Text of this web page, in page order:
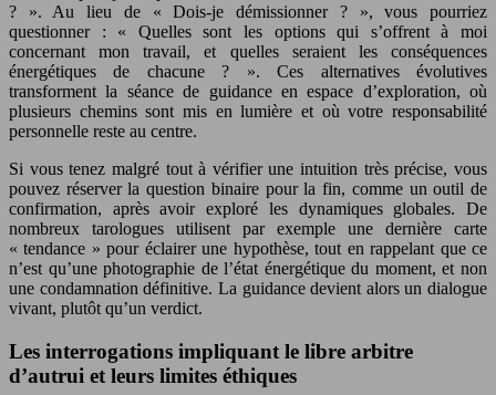
? ». Au lieu de « Dois-je démissionner ? », vous pourriez
questionner : « Quelles sont les options qui s’offrent à moi
concernant mon travail, et quelles seraient les conséquences
énergétiques de chacune ? ». Ces alternatives évolutives
transforment la séance de guidance en espace d’exploration, où
plusieurs chemins sont mis en lumière et où votre responsabilité
personnelle reste au centre.
Si vous tenez malgré tout à vérifier une intuition très précise, vous
pouvez réserver la question binaire pour la fin, comme un outil de
confirmation, après avoir exploré les dynamiques globales. De
nombreux tarologues utilisent par exemple une dernière carte
« tendance » pour éclairer une hypothèse, tout en rappelant que ce
n’est qu’une photographie de l’état énergétique du moment, et non
une condamnation définitive. La guidance devient alors un dialogue
vivant, plutôt qu’un verdict.
Les interrogations impliquant le libre arbitre
d’autrui et leurs limites éthiques